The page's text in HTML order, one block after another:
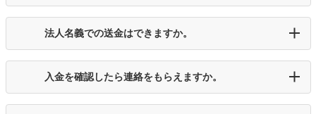
法人名義での送金はできますか。
入金を確認したら連絡をもらえますか。